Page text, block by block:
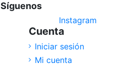
Síguenos
Instagram
Cuenta
Iniciar sesión
Mi cuenta